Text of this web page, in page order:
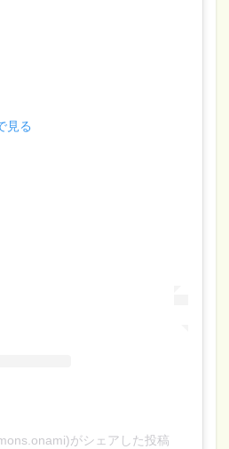
見る
がシェアした投稿